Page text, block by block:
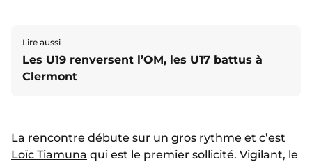
Lire aussi
Les U19 renversent l’OM, les U17 battus à
Clermont
La rencontre débute sur un gros rythme et c’est
Loïc Tiamuna qui est le premier sollicité. Vigilant, le